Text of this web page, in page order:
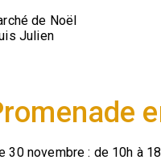
de Noël
Julien
30 novembre : de 10h à